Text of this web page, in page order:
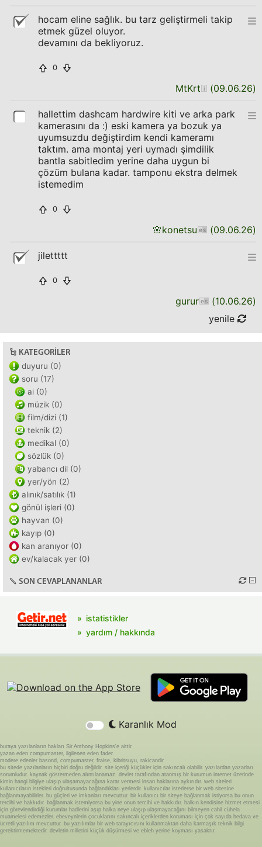
hocam eline sağlık. bu tarz geliştirmeli takip
etmek güzel oluyor.
devamını da bekliyoruz.
0
MtKrt (09.06.26)
hallettim dashcam hardwire kiti ve arka park
kamerasını da :) eski kamera ya bozuk ya
uyumsuzdu değiştirdim kendi kameramı
taktım. ama montaj yeri uymadı şimdilik
bantla sabitledim yerine daha uygun bi
çözüm bulana kadar. tamponu ekstra delmek
istemedim
0
🌸konetsu (09.06.26)
jilettttt
0
gurur (10.06.26)
yenile
KATEGORILER
duyuru (0)
soru (17)
ai (0)
müzik (0)
film/dizi (1)
teknik (2)
medikal (0)
sözlük (0)
yabancı dil (0)
yer/yön (2)
alınık/satılık (1)
gönül işleri (0)
hayvan (0)
kayıp (0)
kan aranıyor (0)
ev/kalacak yer (0)
SON CEVAPLANANLAR
istatistikler
yardım / hakkında
Karanlık Mod
buraya yazılanların hakları Sir Anthony Hopkins'e aittir.
yazan eden compumaster, ilgilenen eden fader
modere edenler basond, compumaster, fraise, kibritsuyu, rakicandir
bu sitede yazılanların hiçbiri doğru değildir. site içeriği küçükler için sakıncalı olabilir. yazılardan yazarları
sorumludur. kaynak göstermeden alıntılanamaz. devlet tarafından atanmış bir kurumun internet üzerinde
kimin hangi bilgiye ulaşıp ulaşamayacağına karar vermesi insan haklarına aykırıdır. web siteleri
kullanıcıların istekleri doğrultusunda bağlandıkları yerlerdir. kullanıcılar isterlerse bir web sitesine
bağlanmayabilirler. bu güçleri ve imkanları mevcuttur. bir kullanıcı bir siteye bağlanmak istiyorsa bu onun
tercihi ve hakkıdır. bağlanmak istemiyorsa bu yine onun tercihi ve hakkıdır. halkın kendisine hizmet etmesi
için görevlendirdiği kurumlar hadlerini aşıp halka neye ulaşıp ulaşmayacağını bilmeyen cahil cühela
muamelesi edemezler. ebeveynlerin çocuklarını sakıncalı içeriklerden koruması için çok sayıda bedava ve
ücretli yazılım mevcuttur. bu yazılımlar bir web tarayıcısını kullanmaktan daha karmaşık teknik bilgi
gerektirmemektedir. devletin milletini küçük düşürmesi ve ebleh yerine koyması yasaktır.